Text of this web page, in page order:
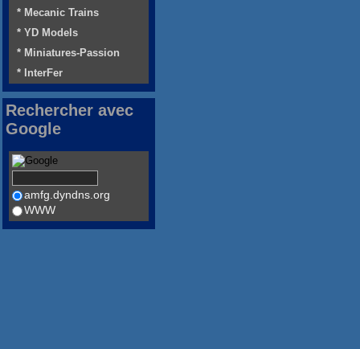
* Mecanic Trains
* YD Models
* Miniatures-Passion
* InterFer
Rechercher avec
Google
amfg.dyndns.org
WWW